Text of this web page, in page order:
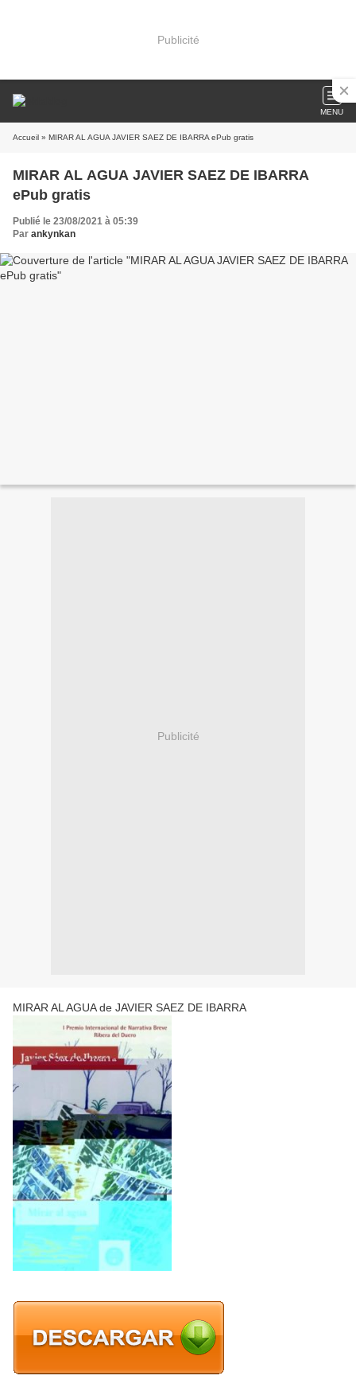
Publicité
MENU
Accueil » MIRAR AL AGUA JAVIER SAEZ DE IBARRA ePub gratis
MIRAR AL AGUA JAVIER SAEZ DE IBARRA
ePub gratis
Publié le 23/08/2021 à 05:39
Par ankynkan
Publicité
MIRAR AL AGUA de JAVIER SAEZ DE IBARRA